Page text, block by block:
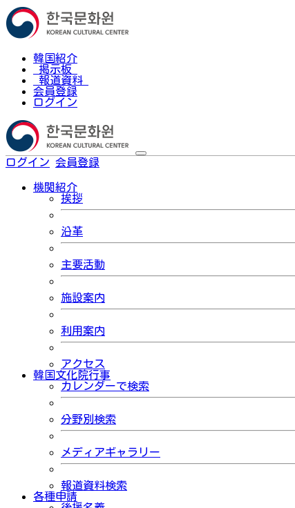
韓国紹介
掲示板
報道資料
会員登録
ログイン
ログイン 会員登録
機関紹介
挨拶
沿革
主要活動
施設案内
利用案内
アクセス
韓国文化院行事
カレンダーで検索
分野別検索
メディアギャラリー
報道資料検索
各種申請